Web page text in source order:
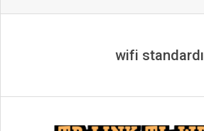
wifi standardı